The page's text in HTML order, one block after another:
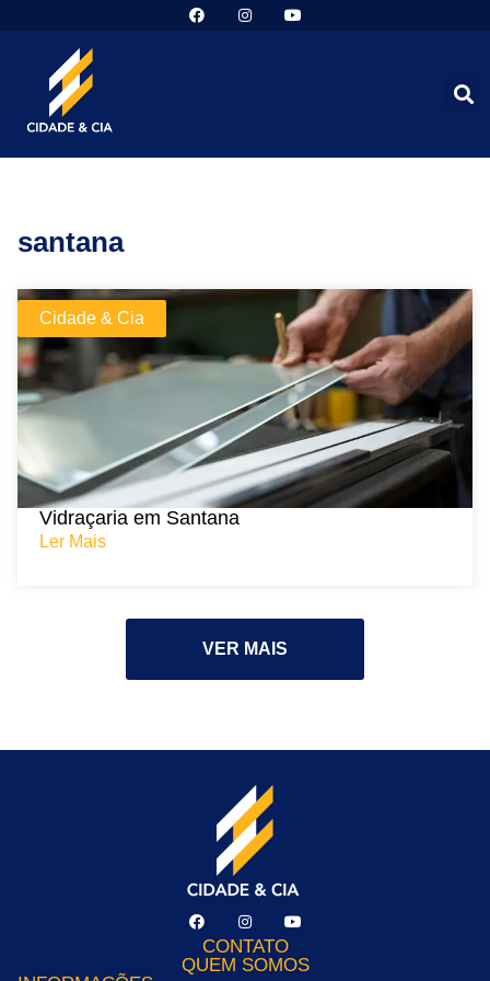
santana
Cidade & Cia
Vidraçaria em Santana
Ler Mais
VER MAIS
CONTATO
QUEM SOMOS